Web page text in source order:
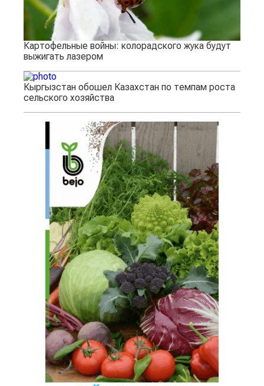
Картофельные войны: колорадского жука будут
выжигать лазером
Кыргызстан обошел Казахстан по темпам роста
сельского хозяйства